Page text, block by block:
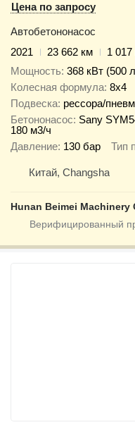
Цена по запросу
Автобетононасос
2021
23 662 км 1 017
Мощность 368 кВт (500
Колесная формула 8x4
Подвеска рессора/
Бетононасос Sany
180 м3/ч
Давление 130 бар Тип
Китай, Changsha
Hunan Beimei Machinery